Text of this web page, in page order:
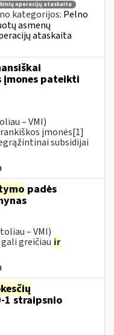
operacijų ataskaita
kategorijos: Pelno
asmenų
ataskaita
įmones pateikti
– VMI)
įmonės[1]
subsidijai
padės
– VMI)
gali greičiau ir
1 straipsnio